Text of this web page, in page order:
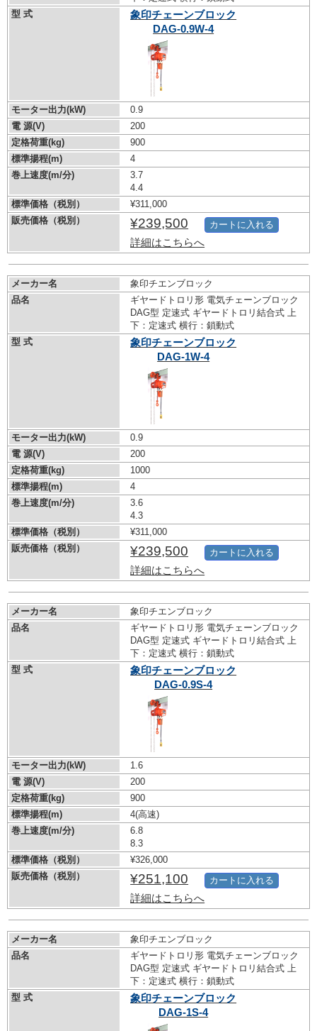
型 式
象印チェーンブロック
DAG-0.9W-4
モーター出力(kW)
0.9
電 源(V)
200
定格荷重(kg)
900
標準揚程(m)
4
巻上速度(m/分)
3.7
4.4
標準価格（税別）
¥311,000
販売価格（税別）
¥239,500
詳細はこちらへ
カートに入れる
メーカー名
象印チエンブロック
品名
ギヤードトロリ形 電気チェーンブロック
DAG型 定速式 ギヤードトロリ結合式 上
下：定速式 横行：鎖動式
型 式
象印チェーンブロック
DAG-1W-4
モーター出力(kW)
0.9
電 源(V)
200
定格荷重(kg)
1000
標準揚程(m)
4
巻上速度(m/分)
3.6
4.3
標準価格（税別）
¥311,000
販売価格（税別）
¥239,500
詳細はこちらへ
カートに入れる
メーカー名
象印チエンブロック
品名
ギヤードトロリ形 電気チェーンブロック
DAG型 定速式 ギヤードトロリ結合式 上
下：定速式 横行：鎖動式
型 式
象印チェーンブロック
DAG-0.9S-4
モーター出力(kW)
1.6
電 源(V)
200
定格荷重(kg)
900
標準揚程(m)
4(高速)
巻上速度(m/分)
6.8
8.3
標準価格（税別）
¥326,000
販売価格（税別）
¥251,100
詳細はこちらへ
カートに入れる
メーカー名
象印チエンブロック
品名
ギヤードトロリ形 電気チェーンブロック
DAG型 定速式 ギヤードトロリ結合式 上
下：定速式 横行：鎖動式
型 式
象印チェーンブロック
DAG-1S-4